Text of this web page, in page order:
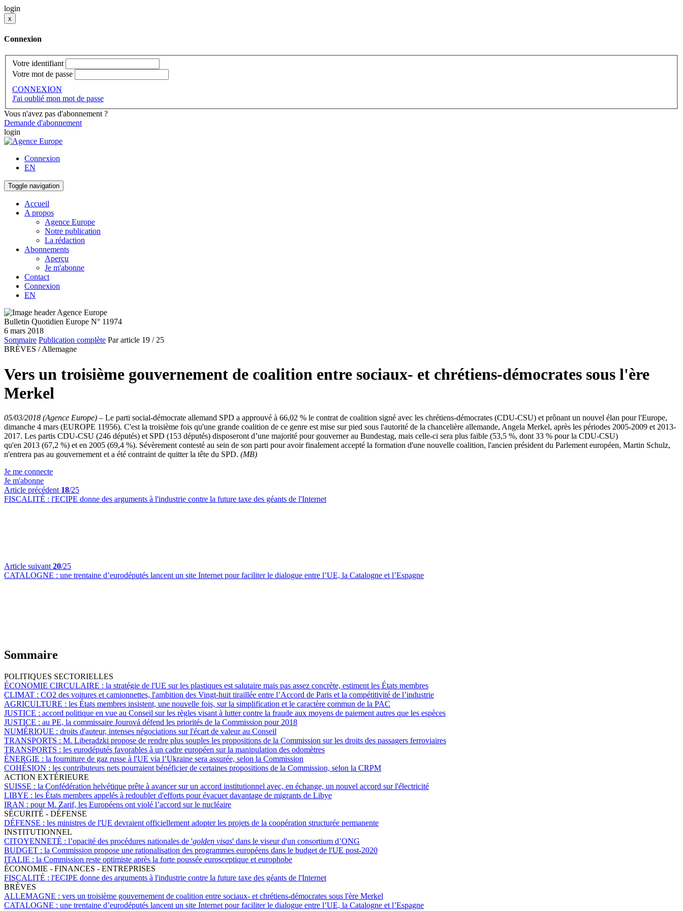
login
x
Connexion
Votre identifiant
Votre mot de passe
CONNEXION
J'ai oublié mon mot de passe
Vous n'avez pas d'abonnement ?
Demande d'abonnement
login
Connexion
EN
Toggle navigation
Accueil
A propos
Agence Europe
Notre publication
La rédaction
Abonnements
Aperçu
Je m'abonne
Contact
Connexion
EN
Bulletin Quotidien Europe N° 11974
6 mars 2018
Sommaire Publication complète Par article 19 / 25
BRÈVES / Allemagne
Vers un troisième gouvernement de coalition entre sociaux- et chrétiens-démocrates sous l'ère
Merkel
05/03/2018 (Agence Europe) – Le parti social-démocrate allemand SPD a approuvé à 66,02 % le contrat de coalition signé avec les chrétiens-démocrates (CDU-CSU) et prônant un nouvel élan pour l'Europe,
dimanche 4 mars (EUROPE 11956). C'est la troisième fois qu'une grande coalition de ce genre est mise sur pied sous l'autorité de la chancelière allemande, Angela Merkel, après les périodes 2005-2009 et 2013-
2017. Les partis CDU-CSU (246 députés) et SPD (153 députés) disposeront d’une majorité pour gouverner au Bundestag, mais celle-ci sera plus faible (53,5 %, dont 33 % pour la CDU-CSU)
qu'en 2013 (67,2 %) et en 2005 (69,4 %). Sévèrement contesté au sein de son parti pour avoir finalement accepté la formation d'une nouvelle coalition, l'ancien président du Parlement européen, Martin Schulz,
n'entrera pas au gouvernement et a été contraint de quitter la tête du SPD. (MB)
Je me connecte
Je m'abonne
Article précédent 18/25
FISCALITÉ : l'ECIPE donne des arguments à l'industrie contre la future taxe des géants de l'Internet
Article suivant 20/25
CATALOGNE : une trentaine d’eurodéputés lancent un site Internet pour faciliter le dialogue entre l’UE, la Catalogne et l’Espagne
Sommaire
POLITIQUES SECTORIELLES
ÉCONOMIE CIRCULAIRE : la stratégie de l'UE sur les plastiques est salutaire mais pas assez concrète, estiment les États membres
CLIMAT : CO2 des voitures et camionnettes, l'ambition des Vingt-huit tiraillée entre l’Accord de Paris et la compétitivité de l’industrie
AGRICULTURE : les États membres insistent, une nouvelle fois, sur la simplification et le caractère commun de la PAC
JUSTICE : accord politique en vue au Conseil sur les règles visant à lutter contre la fraude aux moyens de paiement autres que les espèces
JUSTICE : au PE, la commissaire Jourová défend les priorités de la Commission pour 2018
NUMÉRIQUE : droits d'auteur, intenses négociations sur l'écart de valeur au Conseil
TRANSPORTS : M. Liberadzki propose de rendre plus souples les propositions de la Commission sur les droits des passagers ferroviaires
TRANSPORTS : les eurodéputés favorables à un cadre européen sur la manipulation des odomètres
ÉNERGIE : la fourniture de gaz russe à l'UE via l’Ukraine sera assurée, selon la Commission
COHÉSION : les contributeurs nets pourraient bénéficier de certaines propositions de la Commission, selon la CRPM
ACTION EXTÉRIEURE
SUISSE : la Confédération helvétique prête à avancer sur un accord institutionnel avec, en échange, un nouvel accord sur l'électricité
LIBYE : les États membres appelés à redoubler d'efforts pour évacuer davantage de migrants de Libye
IRAN : pour M. Zarif, les Européens ont violé l’accord sur le nucléaire
SÉCURITÉ - DÉFENSE
DÉFENSE : les ministres de l'UE devraient officiellement adopter les projets de la coopération structurée permanente
INSTITUTIONNEL
CITOYENNETÉ : l’opacité des procédures nationales de 'golden visas' dans le viseur d'un consortium d’ONG
BUDGET : la Commission propose une rationalisation des programmes européens dans le budget de l'UE post-2020
ITALIE : la Commission reste optimiste après la forte poussée eurosceptique et europhobe
ÉCONOMIE - FINANCES - ENTREPRISES
FISCALITÉ : l'ECIPE donne des arguments à l'industrie contre la future taxe des géants de l'Internet
BRÈVES
ALLEMAGNE : vers un troisième gouvernement de coalition entre sociaux- et chrétiens-démocrates sous l'ère Merkel
CATALOGNE : une trentaine d’eurodéputés lancent un site Internet pour faciliter le dialogue entre l’UE, la Catalogne et l’Espagne